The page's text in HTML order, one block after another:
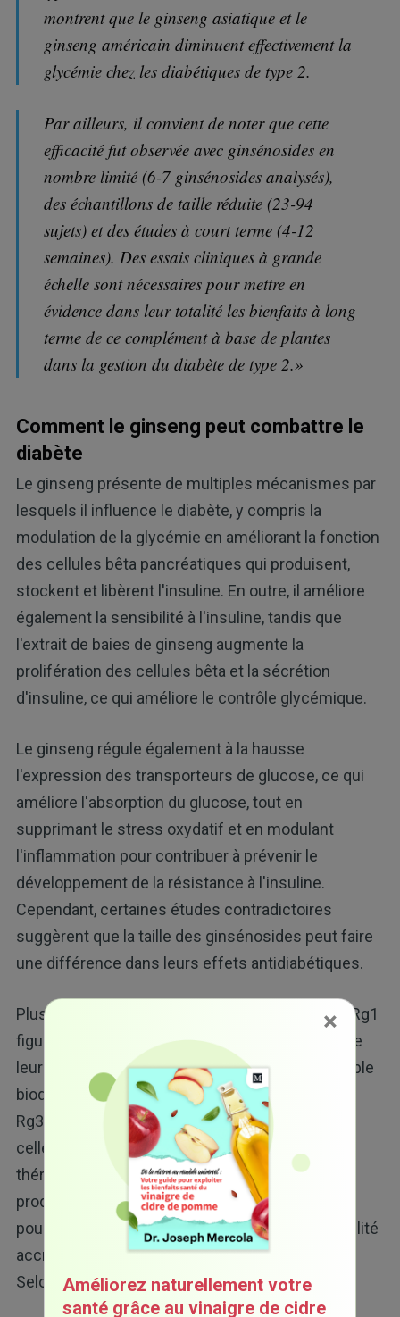
montrent que le ginseng asiatique et le
ginseng américain diminuent effectivement la
glycémie chez les diabétiques de type 2.
Par ailleurs, il convient de noter que cette
efficacité fut observée avec ginsénosides en
nombre limité (6-7 ginsénosides analysés),
des échantillons de taille réduite (23-94
sujets) et des études à court terme (4-12
semaines). Des essais cliniques à grande
échelle sont nécessaires pour mettre en
évidence dans leur totalité les bienfaits à long
terme de ce complément à base de plantes
dans la gestion du diabète de type 2.»
Comment le ginseng peut combattre le
diabète
Le ginseng présente de multiples mécanismes par
lesquels il influence le diabète, y compris la
modulation de la glycémie en améliorant la fonction
des cellules bêta pancréatiques qui produisent,
stockent et libèrent l'insuline. En outre, il améliore
également la sensibilité à l'insuline, tandis que
l'extrait de baies de ginseng augmente la
prolifération des cellules bêta et la sécrétion
d'insuline, ce qui améliore le contrôle glycémique.
Le ginseng régule également à la hausse
l'expression des transporteurs de glucose, ce qui
améliore l'absorption du glucose, tout en
supprimant le stress oxydatif et en modulant
l'inflammation pour contribuer à prévenir le
développement de la résistance à l'insuline.
Cependant, certaines études contradictoires
suggèrent que la taille des ginsénosides peut faire
une différence dans leurs effets antidiabétiques.
Plus précisément, les ginsénosides Rb1, Re ou Rg1
figurent parmi les plus étudiés. Mais en raison de
leur grande structure moléculaire, ils ont une faible
biodisponibilité. Les molécules de ginsénosides
Rg3 et Rh1 les plus petites peuvent, en fait, être
celles qui présentent le plus d'effets
thérapeutiques. Le processus de fermentation
produit de petits ginsénosides, ce qui explique
pourquoi le ginseng fermenté a une biodisponibilité
accrue, y compris l'absorption et la bioactivité.
Selon les chercheurs néo-zélandais :
×
Améliorez naturellement votre
santé grâce au vinaigre de cidre